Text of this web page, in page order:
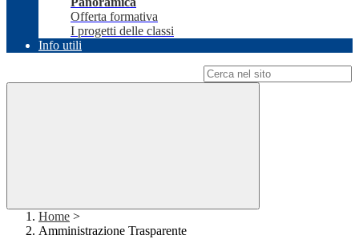
Offerta formativa
I progetti delle classi
Info utili
Home >
Amministrazione Trasparente